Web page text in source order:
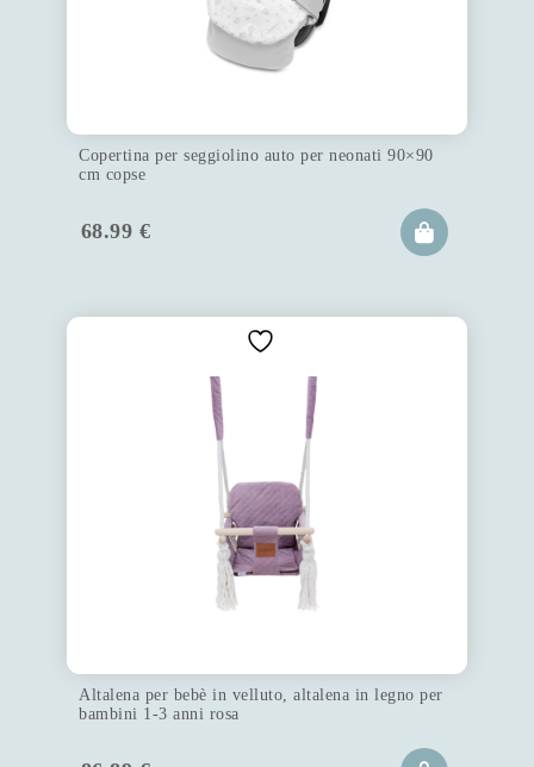
Copertina per seggiolino auto per neonati 90×90
cm copse
68.99 €
Altalena per bebè in velluto, altalena in legno per
bambini 1-3 anni rosa